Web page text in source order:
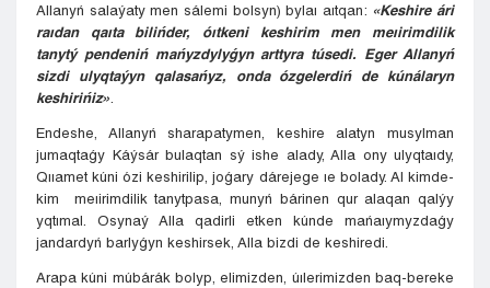
Allanyń salaýaty men sálemi bolsyn) bylaı aıtqan: «Keshire ári
raıdan qaıta bilińder, óıtkeni keshirim men meıirimdilik
tanytý pendeniń mańyzdylyǵyn arttyra túsedi. Eger Allanyń
sizdi ulyqtaýyn qalasańyz, onda ózgelerdiń de kúnálaryn
keshirińiz»
Endeshe, Allanyń sharapatymen, keshire alatyn musylman
jumaqtaǵy Káýsár bulaqtan sý ishe alady, Alla ony ulyqtaıdy,
Qııamet kúni ózi keshirilip, joǵary dárejege ıe bolady. Al kimde-
kim meıirimdilik tanytpasa, munyń bárinen qur alaqan qalýy
yqtımal. Osynaý Alla qadirli etken kúnde mańaıymyzdaǵy
jandardyń barlyǵyn keshirsek, Alla bizdi de keshiredi.
Arapa kúni múbárák bolyp, elimizden, úılerimizden baq-bereke